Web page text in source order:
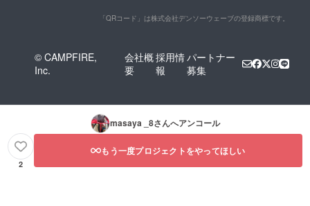
「QRコード」は株式会社デンソーウェーブの登録商標です。
© CAMPFIRE,
Inc.
会社概
要
採用情
報
パートナー
募集
masaya _8さんへアンコール
2
もう一度プロジェクトをやってほしい